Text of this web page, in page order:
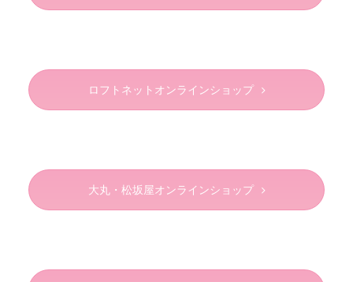
ロフトネットオンラインショップ
大丸・松坂屋オンラインショップ